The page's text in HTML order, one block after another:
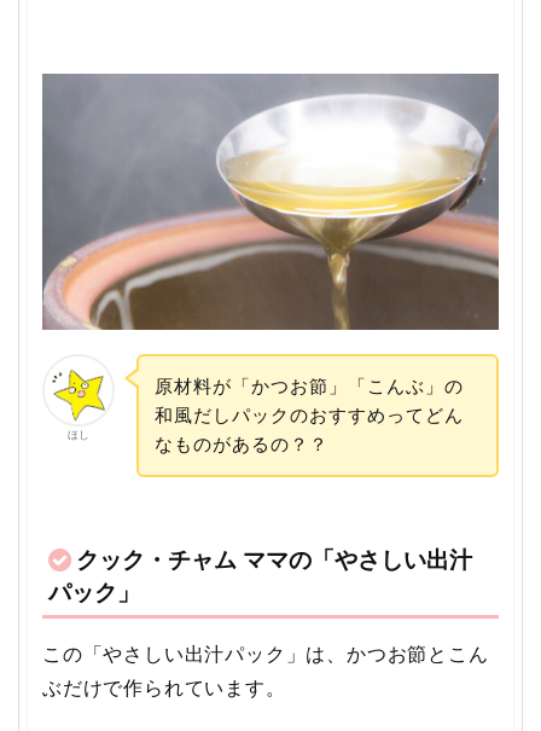
ほし
原材料が「かつお節」「こんぶ」の
和風だしパックのおすすめってどん
なものがあるの？？
クック・チャム ママの「やさしい出汁
パック」
この「やさしい出汁パック」は、かつお節とこん
ぶだけで作られています。